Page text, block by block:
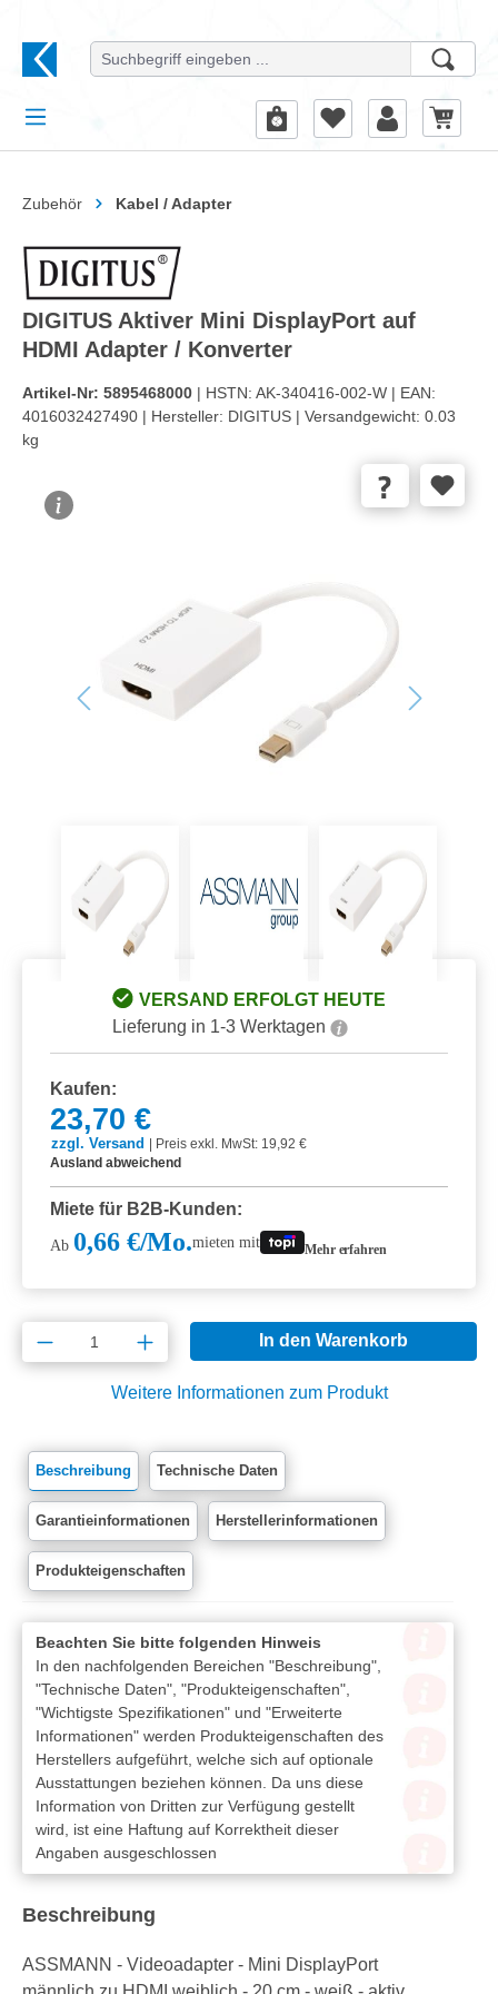
Zubehör Kabel / Adapter
DIGITUS Aktiver Mini DisplayPort auf
HDMI Adapter / Konverter
Artikel-Nr: 5895468000 | HSTN: AK-340416-002-W | EAN:
4016032427490 | Hersteller: DIGITUS | Versandgewicht: 0.03
kg
VERSAND ERFOLGT HEUTE
Lieferung in 1-3 Werktagen
Kaufen:
23,70 €
zzgl. Versand
Preis exkl. MwSt: 19,92 €
Ausland abweichend
Miete für B2B-Kunden:
Ab 0,66 €/Mo.mieten mit Mehr erfahren
Produkt Anzahl: Gib den gewünschten
In den Warenkorb
Weitere Informationen zum Produkt
Beschreibung Technische Daten
Garantieinformationen Herstellerinformationen
Produkteigenschaften
Beachten Sie bitte folgenden Hinweis
In den nachfolgenden Bereichen "Beschreibung",
"Technische Daten", "Produkteigenschaften",
"Wichtigste Spezifikationen" und "Erweiterte
Informationen" werden Produkteigenschaften des
Herstellers aufgeführt, welche sich auf optionale
Ausstattungen beziehen können. Da uns diese
Information von Dritten zur Verfügung gestellt
wird, ist eine Haftung auf Korrektheit dieser
Angaben ausgeschlossen
Beschreibung
ASSMANN - Videoadapter - Mini DisplayPort